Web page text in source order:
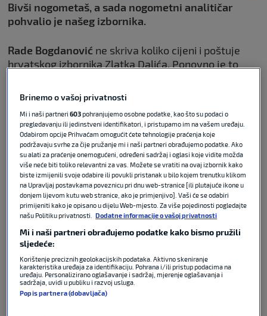
Bivši nogometaš, a sada nogometni analitičar
pohvalio je našeg izbornika.
Rade Bogdanović ne skriva koliko cijeni i poštuje
hrvatskog izbornika Zlatka Dalića. Ponovno je to
Svjetskom prvenstvu u SAD-u, Meksiku i Kanadi,
koja je završila pobjedom Engleza 4:2.
#related-news_0
Bogdanović je u programu RTS-a pohvalioZlatka
Dalićakomentirajući početnih 11 Hrvatske, u kojima
zbog lakše ozljede nije bilo Matea Kovačića, dok je
napad predvodio Petar Musa. Pritom je posebno
istaknuo kako se hrvatski izbornik, po njegovu
mišljenju, uopće ne ponaša kao klasični Balkanac.
“To nam govori da je izbornik sjeo i dobro razmislio
te da moraju igrati samo spremni igrači. On ne
robuje imenima. Nevjerojatno mi je da netko s
Brinemo o vašoj privatnosti
Mi i naši partneri603pohranjujemo osobne podatke, kao što su podaci o
pregledavanju ili jedinstveni identifikatori, i pristupamo im na vašem uređaju.
Odabirom opcije Prihvaćam omogućit ćete tehnologije praćenja koje
podržavaju svrhe za čije pružanje mi i naši partneri obrađujemo podatke. Ako
su alati za praćenje onemogućeni, određeni sadržaj i oglasi koje vidite možda
više neće biti toliko relevantni za vas. Možete se vratiti na ovaj izbornik kako
biste izmijenili svoje odabire ili povukli pristanak u bilo kojem trenutku klikom
na Upravljaj postavkama poveznicu pri dnu web-stranice [ili plutajuće ikone u
donjem lijevom kutu web stranice, ako je primjenjivo]. Vaši će se odabiri
primijeniti kako je opisano u dijelu Web-mjesto. Za više pojedinosti pogledajte
našu Politiku privatnosti.
Dodatne informacije o vašoj privatnosti
Mi i naši partneri obrađujemo podatke kako bismo pružili
sljedeće:
Korištenje preciznih geolokacijskih podataka. Aktivno skeniranje
karakteristika uređaja za identifikaciju. Pohrana i/ili pristup podacima na
uređaju. Personalizirano oglašavanje i sadržaj, mjerenje oglašavanja i
sadržaja, uvidi u publiku i razvoj usluga.
Popis partnera (dobavljača)